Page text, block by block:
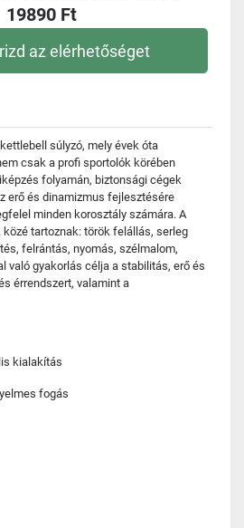
19890 Ft
az elérhetőséget
súlyzó, mely évek óta
csak a profi sportolók körében
folyamán, biztonsági cégek
erő és dinamizmus fejlesztésére
minden korosztály számára. A
tartoznak: török felállás, serleg
felrántás, nyomás, szélmalom,
való gyakorlás célja a stabilitás, erő és
érrendszert, valamint a
kialakítás
fogás